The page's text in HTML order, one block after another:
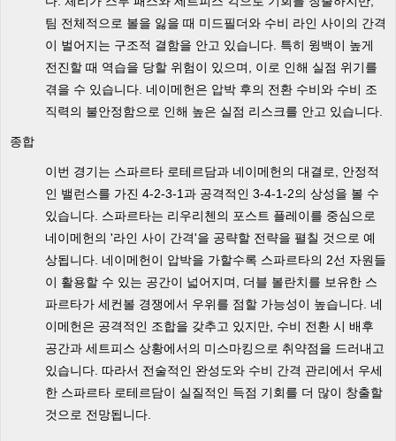
팀 전체적으로 볼을 잃을 때 미드필더와 수비 라인 사이의 간격
이 벌어지는 구조적 결함을 안고 있습니다. 특히 윙백이 높게
전진할 때 역습을 당할 위험이 있으며, 이로 인해 실점 위기를
겪을 수 있습니다. 네이메헌은 압박 후의 전환 수비와 수비 조
직력의 불안정함으로 인해 높은 실점 리스크를 안고 있습니다.
종합
이번 경기는 스파르타 로테르담과 네이메헌의 대결로, 안정적
인 밸런스를 가진 4-2-3-1과 공격적인 3-4-1-2의 상성을 볼 수
있습니다. 스파르타는 리우리첸의 포스트 플레이를 중심으로
네이메헌의 '라인 사이 간격'을 공략할 전략을 펼칠 것으로 예
상됩니다. 네이메헌이 압박을 가할수록 스파르타의 2선 자원들
이 활용할 수 있는 공간이 넓어지며, 더블 볼란치를 보유한 스
파르타가 세컨볼 경쟁에서 우위를 점할 가능성이 높습니다. 네
이메헌은 공격적인 조합을 갖추고 있지만, 수비 전환 시 배후
공간과 세트피스 상황에서의 미스마킹으로 취약점을 드러내고
있습니다. 따라서 전술적인 완성도와 수비 간격 관리에서 우세
한 스파르타 로테르담이 실질적인 득점 기회를 더 많이 창출할
것으로 전망됩니다.